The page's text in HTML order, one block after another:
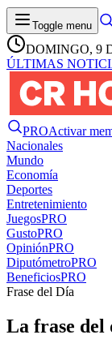
Toggle menu
DOMINGO, 9
ÚLTIMAS
PROActivar
Nacionales
Mundo
Economía
Deportes
Entretenimiento
JuegosPRO
GustoPRO
OpiniónPRO
DiputómetroPRO
BeneficiosPRO
Frase del Día
La frase del